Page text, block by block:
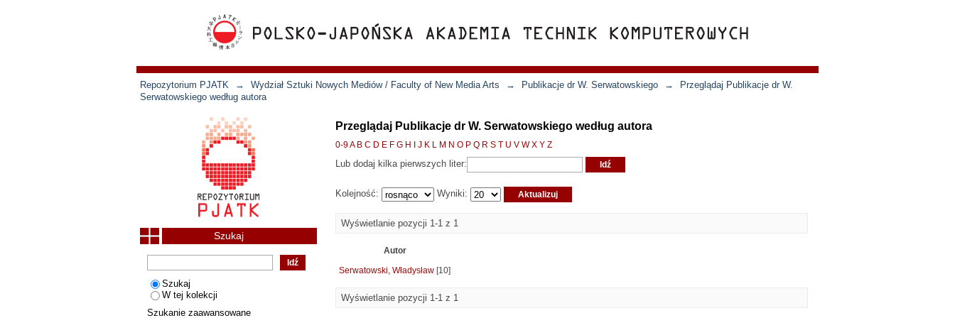
Repozytorium PJATK → Wydział Sztuki Nowych Mediów / Faculty of New Media Arts → Publikacje dr W. Serwatowskiego →
Przeglądaj Publikacje dr W.
Serwatowskiego według autora
Przeglądaj Publikacje dr W. Serwatowskiego według autora
0-9A B C D E F G H J K L M N O P Q R S T U V W X Y Z
Lub dodaj kilka pierwszych liter:
Kolejność: Wyniki:
Wyświetlanie pozycji 1-1 z 1
Autor
Serwatowski, Władysław [10]
Wyświetlanie pozycji 1-1 z 1
Szukaj
Szukaj
W tej kolekcji
Szukanie zaawansowane